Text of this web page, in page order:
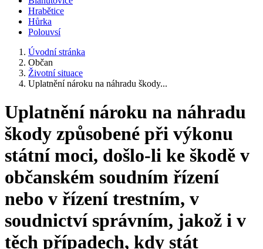
Hrabětice
Hůrka
Polouvsí
Úvodní stránka
Občan
Životní situace
Uplatnění nároku na náhradu škody...
Uplatnění nároku na náhradu
škody způsobené při výkonu
státní moci, došlo-li ke škodě v
občanském soudním řízení
nebo v řízení trestním, v
soudnictví správním, jakož i v
těch případech, kdy stát